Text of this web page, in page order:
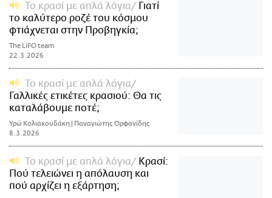
Το κρασί με απλά λόγια
Γιατί
το καλύτερο ροζέ του κόσμου
φτιάχνεται στην Προβηγκία;
The LiFO team
22.3.2026
Το κρασί με απλά λόγια
Γαλλικές ετικέτες κρασιού: Θα τις
καταλάβουμε ποτέ;
Υρώ Κολιακουδάκη | Παναγιώτης Ορφανίδης
8.3.2026
Το κρασί με απλά λόγια
Κρασί:
Πού τελειώνει η απόλαυση και
πού αρχίζει η εξάρτηση;